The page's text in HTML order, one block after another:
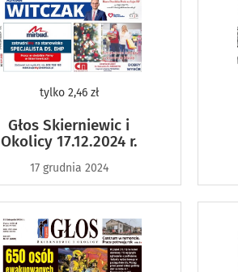
tylko2,46 zł
Głos Skierniewic i
Okolicy 17.12.2024 r.
17 grudnia 2024